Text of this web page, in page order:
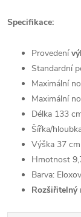
Specifikace:
Provedení
Standardní
Maximální
Maximální
Délka 133
Šířka/
Výška 37 cm
Hmotnost
Barva:
Rozšiřitelný